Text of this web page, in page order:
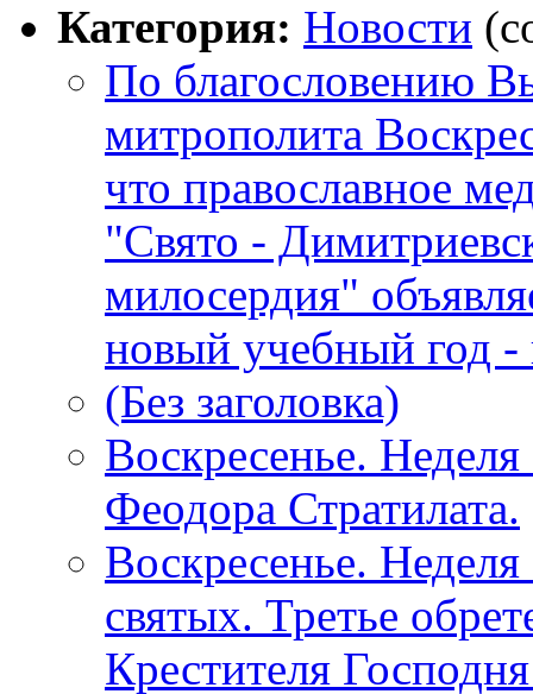
Категория: Новости
По благословению
митрополита
что православное
"Свято -
милосердия"
новый учебный год -
(Без заголовка)
Воскресенье.
Феодора Стратилата.
Воскресенье.
святых. Третье
Крестителя